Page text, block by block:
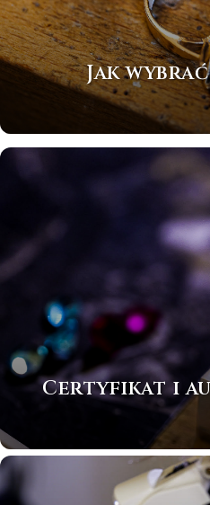
Jak
Certyfikat i